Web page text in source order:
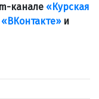
канале «Курская
«ВКонтакте»и